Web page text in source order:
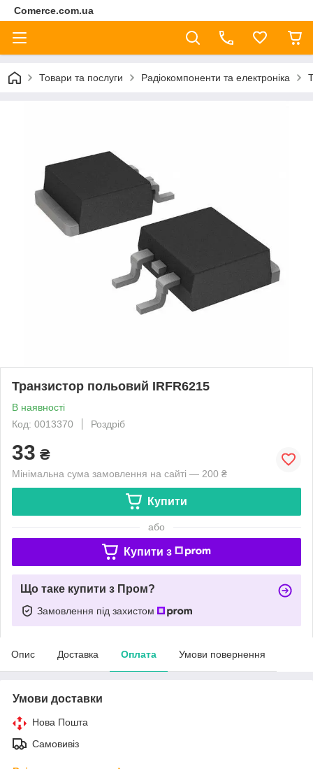
Comerce.com.ua
Товари та послуги Радіокомпоненти та електроніка
Транзистор польовий IRFR6215
В наявності
Код: 0013370
Роздріб
33 ₴
Мінімальна сума замовлення на сайті — 200 ₴
Купити
або
Купити з
Що таке купити з Пром?
Замовлення під захистом
Опис Доставка Оплата Умови повернення
Умови доставки
Нова Пошта
Самовивіз